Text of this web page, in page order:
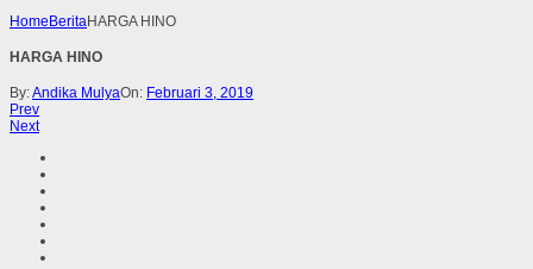
Home BeritaHARGA HINO
HARGA HINO
By:Andika MulyaOn: Februari 3, 2019
Prev
Next